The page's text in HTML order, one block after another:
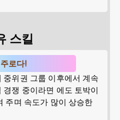
스킬
로다!
중위권 그룹 이후에서 계속
경쟁 중이라면 에도 토박이
주며 속도가 많이 상승한